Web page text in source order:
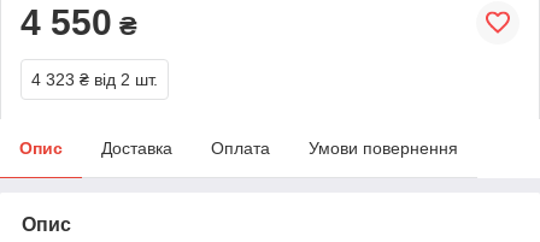
4 550 ₴
4 323 ₴ від 2 шт.
Опис Доставка Оплата Умови повернення
Опис